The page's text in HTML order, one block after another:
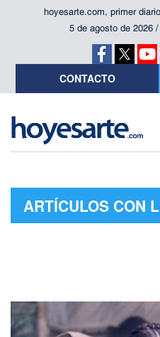
hoyesarte.com, primer
5 de agosto de 2026
CONTACTO
ARTÍCULOS CON